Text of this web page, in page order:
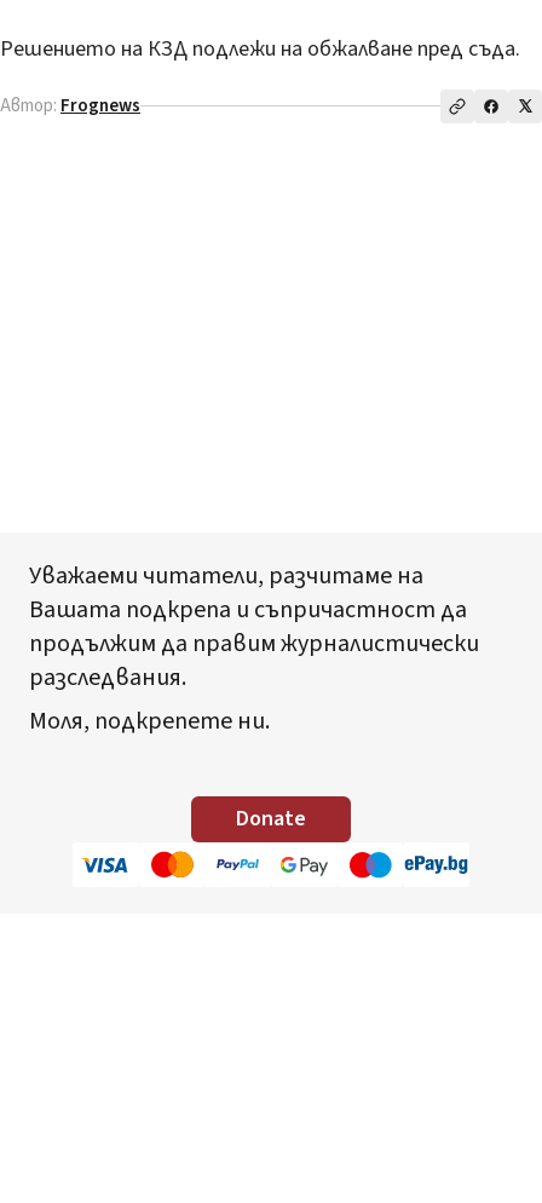
Решението на КЗД подлежи на обжалване пред съда.
Автор: Frognews
Уважаеми читатели, разчитаме на
Вашата подкрепа и съпричастност да
продължим да правим журналистически
разследвания.
Моля, подкрепете ни.
Donate